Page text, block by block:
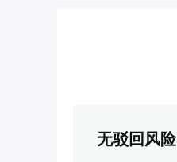
无驳回风险